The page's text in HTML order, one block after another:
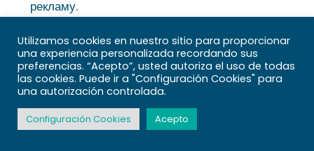
рекламу.
Разновидности целевых показателей
различаются в соотношении от характера
инициативы. Ключевые страницы
регистрируют посещение специфических
разделов: вкладки благодарности после
Utilizamos cookies en nuestro sitio para proporcionar
una experiencia personalizada recordando sus
preferencias. “Acepto”, usted autoriza el uso de todas
las cookies. Puede ir a "Configuración Cookies" para
una autorización controlada.
Configuración Cookies Acepto